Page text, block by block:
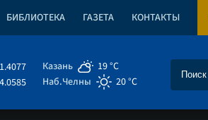
БИБЛИОТЕКА ГАЗЕТА КОНТАКТЫ
Казань
19 °C
Наб.Челны
20 °C